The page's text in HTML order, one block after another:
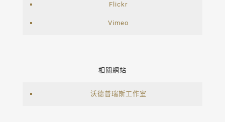
Flickr
Vimeo
相關網站
沃德普瑞斯工作室